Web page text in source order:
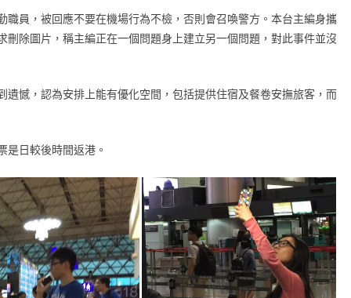
員，被回應不要在機場行為不檢，否則會召喚警方。本台主編身攜
除圖片，稱主編正在一個問題身上建立另一個問題，對此事件並沒
憾，認為安排上能有優化空間，包括提供住宿及餐卷安撫旅客，而
是日較後時間返港。